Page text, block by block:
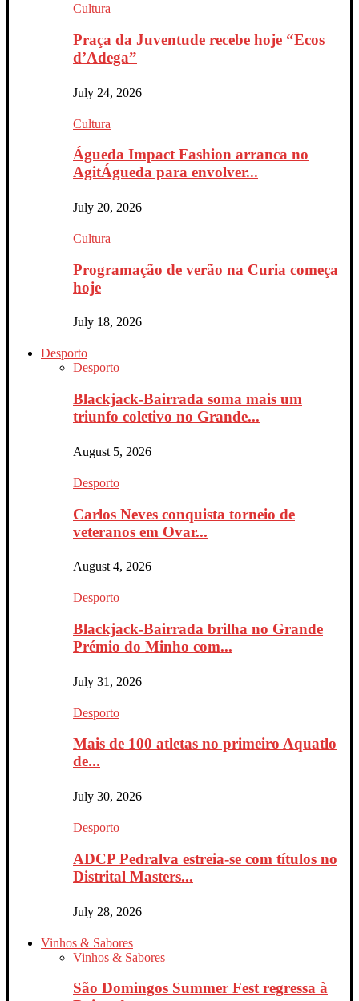
Cultura
Praça da Juventude recebe hoje “Ecos
d’Adega”
July 24, 2026
Cultura
Águeda Impact Fashion arranca no
AgitÁgueda para envolver...
July 20, 2026
Cultura
Programação de verão na Curia começa
hoje
July 18, 2026
Desporto
Desporto
Blackjack-Bairrada soma mais um
triunfo coletivo no Grande...
August 5, 2026
Desporto
Carlos Neves conquista torneio de
veteranos em Ovar...
August 4, 2026
Desporto
Blackjack-Bairrada brilha no Grande
Prémio do Minho com...
July 31, 2026
Desporto
Mais de 100 atletas no primeiro Aquatlo
de...
July 30, 2026
Desporto
ADCP Pedralva estreia-se com títulos no
Distrital Masters...
July 28, 2026
Vinhos & Sabores
Vinhos & Sabores
São Domingos Summer Fest regressa à